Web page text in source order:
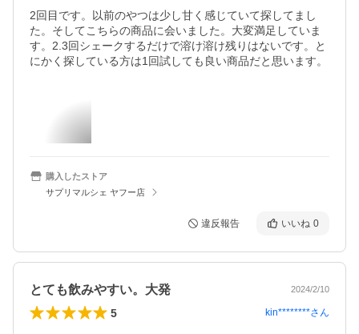
2回目です。以前のやつは少し甘く感じていて探してまし
た。そしてこちらの商品に会いました。大変満足していま
す。2.3回シェークするだけで溶け溶け残りはないです。と
にかく探している方は1回試しても良い商品だと思います。
購入したストア
サプリマルシェ ヤフー店
違反報告 いいね 0
とても飲みやすい。大発 2024/2/10
5 kin********さん